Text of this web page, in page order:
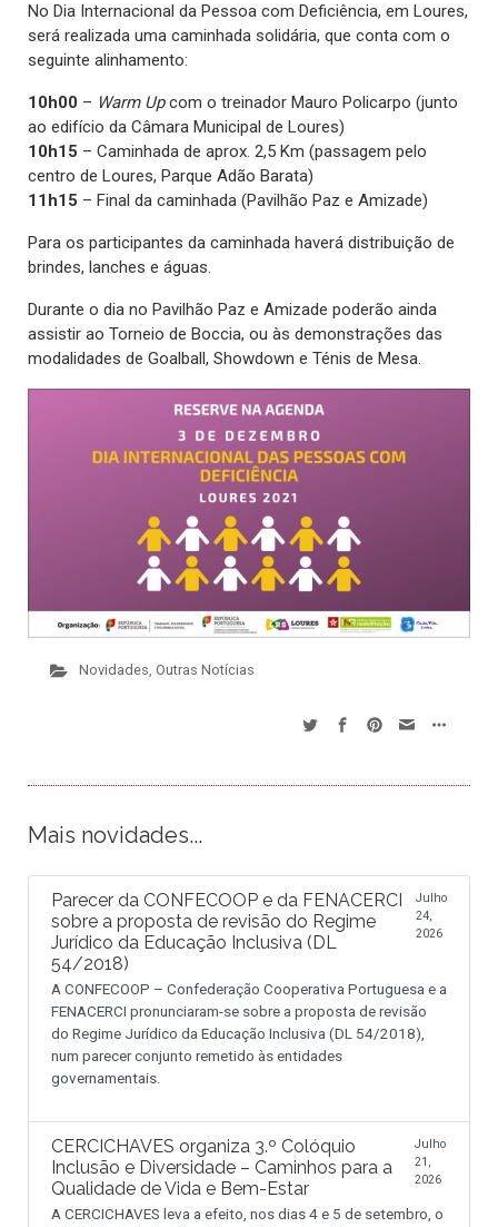
No Dia Internacional da Pessoa com Deficiência, em Loures,
será realizada uma caminhada solidária, que conta com o
seguinte alinhamento:
10h00 – Warm Upcom o treinador Mauro Policarpo (junto
ao edifício da Câmara Municipal de Loures)
10h15 – Caminhada de aprox. 2,5 Km (passagem pelo
centro de Loures, Parque Adão Barata)
11h15 – Final da caminhada (Pavilhão Paz e Amizade)
Para os participantes da caminhada haverá distribuição de
brindes, lanches e águas.
Durante o dia no Pavilhão Paz e Amizade poderão ainda
assistir ao Torneio de Boccia, ou às demonstrações das
modalidades de Goalball, Showdown e Ténis de Mesa.
Novidades, Outras Notícias
Mais novidades...
Parecer da CONFECOOP e da FENACERCI
sobre a proposta de revisão do Regime
Jurídico da Educação Inclusiva (DL
54/2018)
Julho
24,
2026
A CONFECOOP – Confederação Cooperativa Portuguesa e a
FENACERCI pronunciaram-se sobre a proposta de revisão
do Regime Jurídico da Educação Inclusiva (DL 54/2018),
num parecer conjunto remetido às entidades
governamentais.
CERCICHAVES organiza 3.º Colóquio
Inclusão e Diversidade – Caminhos para a
Qualidade de Vida e Bem-Estar
Julho
21,
2026
A CERCICHAVES leva a efeito, nos dias 4 e 5 de setembro, o